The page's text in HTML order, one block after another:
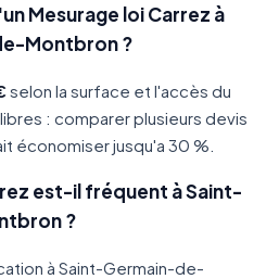
Mesurage loi Carrez à
Montbron ?
selon la surface et l'accès du
: comparer plusieurs devis
économiser jusqu'a 30 %.
est-il fréquent à Saint-
?
à Saint-Germain-de-